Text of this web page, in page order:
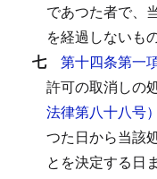
であつた者で、
を経過しないも
七 第十四条第一
許可の取消しの
法律第八十八号
つた日から当該
とを決定する日